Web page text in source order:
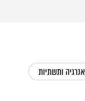
אנרגיה ותשתיות